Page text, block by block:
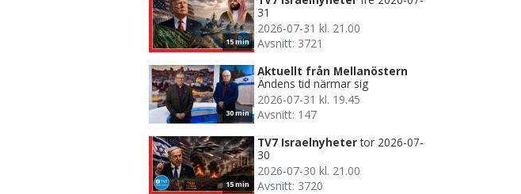
15 min
31
2026-07-31 kl. 21.00
Avsnitt: 3721
30 min
Aktuellt från Mellanöstern
Ändens tid närmar sig
2026-07-31 kl. 19.45
Avsnitt: 147
15 min
TV7 Israelnyheter tor 2026-07-
30
2026-07-30 kl. 21.00
Avsnitt: 3720